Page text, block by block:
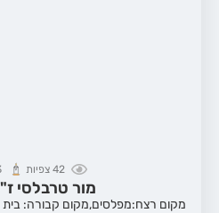
42 צפיות
מור טרבלסי
מקום רצח:מפלסים,מקום קבורה: